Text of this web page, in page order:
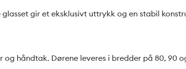
gir et eksklusivt uttrykk og en stabil
håndtak. Dørene leveres i bredder på 80, 90